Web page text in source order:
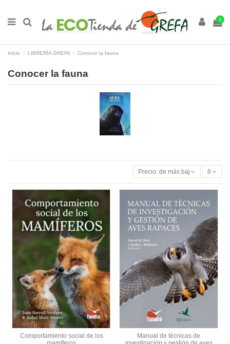
0
Inicio LIBRERÍA GREFA Conocer la fauna
Conocer la fauna
Precio: de más bajo a más alto
6
Comportamiento social de los
Manual de técnicas de